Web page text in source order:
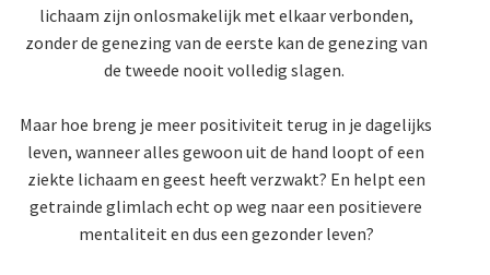
lichaam zijn onlosmakelijk met elkaar verbonden,
zonder de genezing van de eerste kan de genezing van
de tweede nooit volledig slagen.
Maar hoe breng je meer positiviteit terug in je dagelijks
leven, wanneer alles gewoon uit de hand loopt of een
ziekte lichaam en geest heeft verzwakt? En helpt een
getrainde glimlach echt op weg naar een positievere
mentaliteit en dus een gezonder leven?